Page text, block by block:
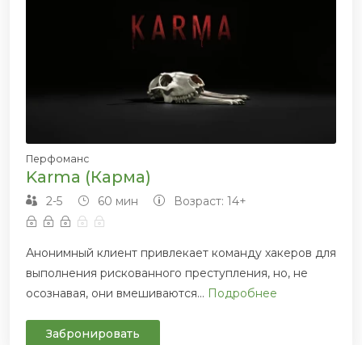
Перфоманс
Karma (Карма)
2-5 60 мин Возраст: 14+
Анонимный клиент привлекает команду хакеров для
выполнения рискованного преступления, но, не
осознавая, они вмешиваются... Подробнее
Забронировать